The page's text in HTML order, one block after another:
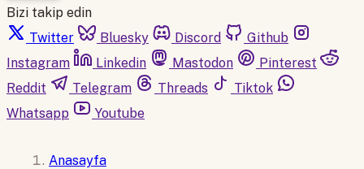
Bizi takip edin
Twitter
Bluesky Discord
Github
Instagram
Linkedin Mastodon
Pinterest
Reddit
Telegram Threads
Tiktok
Whatsapp
Youtube
Anasayfa